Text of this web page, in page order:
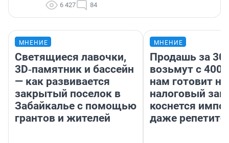
6 427 84
МНЕНИЕ
Светящиеся лавочки,
3D‑памятник и бассейн
— как развивается
закрытый поселок в
Забайкалье с помощью
грантов и жителей
МНЕНИЕ
Продашь за
возьмут с
нам готовит
налоговый
коснется
даже